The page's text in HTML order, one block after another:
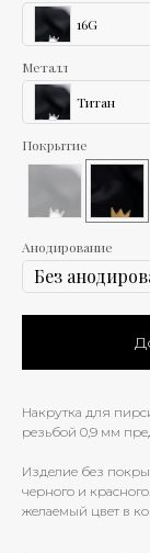
16G
Металл
Титан
Покрытие
Анодирование
Накрутка для
резьбой 0,9 мм
Изделие без
черного и
желаемый цвет в